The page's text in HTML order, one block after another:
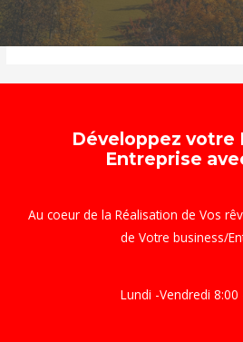
Développez votre
Entreprise
Au coeur de la Réalisation de Vos
de Votre business/
Lundi -Vendredi 8:00